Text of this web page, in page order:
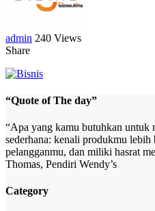
admin 240 Views
Share
“Quote of The day”
“Apa yang kamu butuhkan untuk
sederhana: kenali produkmu
pelangganmu, dan miliki hasrat
Thomas, Pendiri Wendy’s
Category